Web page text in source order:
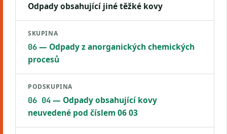
Odpady obsahující jiné těžké kovy
SKUPINA
06— Odpady z anorganických chemických
procesů
PODSKUPINA
06 04 — Odpady obsahující kovy
neuvedené pod číslem 06 03